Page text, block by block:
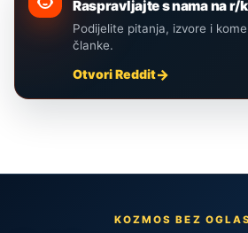
Raspravljajte s nama na r/
Podijelite pitanja, izvore i
članke.
Otvori Reddit
KOZMOS BEZ